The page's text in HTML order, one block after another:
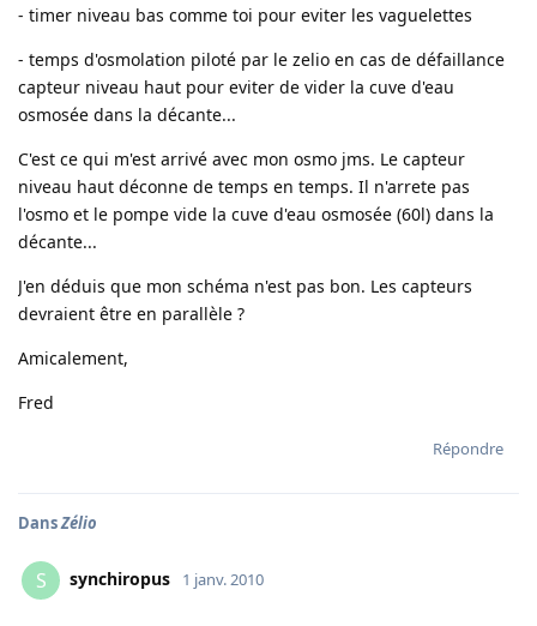
- timer niveau bas comme toi pour eviter les vaguelettes
- temps d'osmolation piloté par le zelio en cas de défaillance
capteur niveau haut pour eviter de vider la cuve d'eau
osmosée dans la décante...
C'est ce qui m'est arrivé avec mon osmo jms. Le capteur
niveau haut déconne de temps en temps. Il n'arrete pas
l'osmo et le pompe vide la cuve d'eau osmosée (60l) dans la
décante...
J'en déduis que mon schéma n'est pas bon. Les capteurs
devraient être en parallèle ?
Amicalement,
Fred
Répondre
DansZélio
S synchiropus 1 janv. 2010